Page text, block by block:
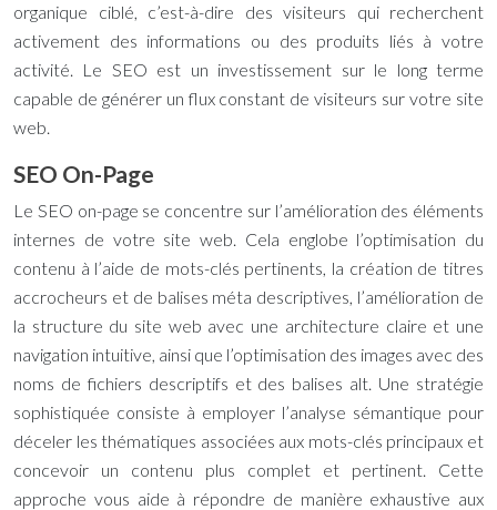
organique ciblé, c’est-à-dire des visiteurs qui recherchent
activement des informations ou des produits liés à votre
activité. Le SEO est un investissement sur le long terme
capable de générer un flux constant de visiteurs sur votre site
web.
SEO On-Page
Le SEO on-page se concentre sur l’amélioration des éléments
internes de votre site web. Cela englobe l’optimisation du
contenu à l’aide de mots-clés pertinents, la création de titres
accrocheurs et de balises méta descriptives, l’amélioration de
la structure du site web avec une architecture claire et une
navigation intuitive, ainsi que l’optimisation des images avec des
noms de fichiers descriptifs et des balises alt. Une stratégie
sophistiquée consiste à employer l’analyse sémantique pour
déceler les thématiques associées aux mots-clés principaux et
concevoir un contenu plus complet et pertinent. Cette
approche vous aide à répondre de manière exhaustive aux